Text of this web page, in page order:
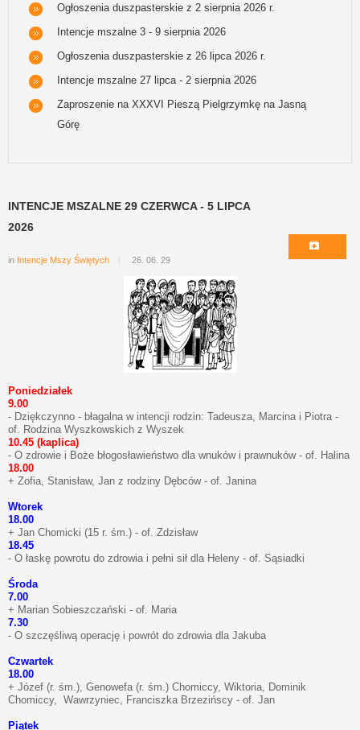
Ogłoszenia duszpasterskie z 2 sierpnia 2026 r.
Intencje mszalne 3 - 9 sierpnia 2026
Ogłoszenia duszpasterskie z 26 lipca 2026 r.
Intencje mszalne 27 lipca - 2 sierpnia 2026
Zaproszenie na XXXVI Pieszą Pielgrzymkę na Jasną
Górę
INTENCJE MSZALNE 29 CZERWCA - 5 LIPCA
2026
in Intencje Mszy Świętych 26. 06. 29
Poniedziałek
9.00
- Dziękczynno - błagalna w intencji rodzin: Tadeusza, Marcina i Piotra -
of. Rodzina Wyszkowskich z Wyszek
10.45 (kaplica)
- O zdrowie i Boże błogosławieństwo dla wnuków i prawnuków - of. Halina
18.00
+ Zofia, Stanisław, Jan z rodziny Dębców - of. Janina
Wtorek
18.00
+ Jan Chomicki (15 r. śm.) - of. Zdzisław
18.45
- O łaskę powrotu do zdrowia i pełni sił dla Heleny - of. Sąsiadki
Środa
7.00
+ Marian Sobieszczański - of. Maria
7.30
- O szczęśliwą operację i powrót do zdrowia dla Jakuba
Czwartek
18.00
+ Józef (r. śm.), Genowefa (r. śm.) Chomiccy, Wiktoria, Dominik
Chomiccy, Wawrzyniec, Franciszka Brzezińscy - of. Jan
Piątek